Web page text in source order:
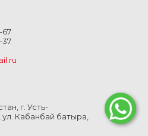
67
37
г. Усть-
Кабанбай батыра,